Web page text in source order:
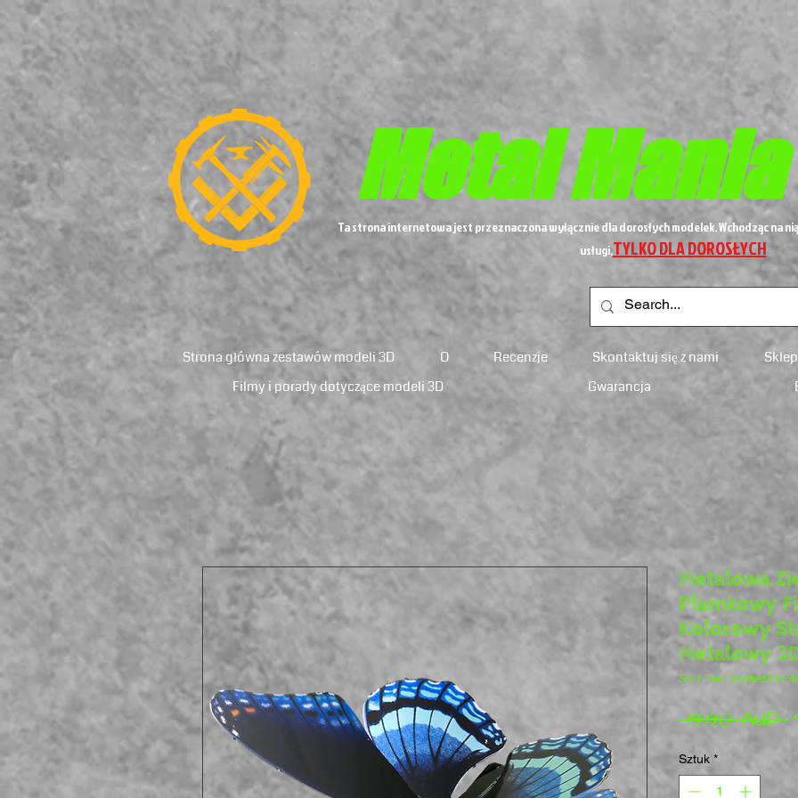
MetalMania
Ta strona internetowa jest przeznaczona wyłącznie dla dorosłych modelek. Wchodząc na
usługi,TYLKO DLA DOROSŁYCH
Strona główna zestawów modeli 3D O Recenzje Skontaktuj się z nami
Filmy i porady dotyczące modeli 3D
Gwarancja
Metalowa
Plamkowy
Kolorowy
Metalowy
SKU: Red Spotted
19,90 AUD
Sztuk *